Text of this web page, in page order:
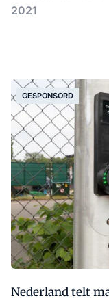
2021
GESPONSORD
Nederland telt